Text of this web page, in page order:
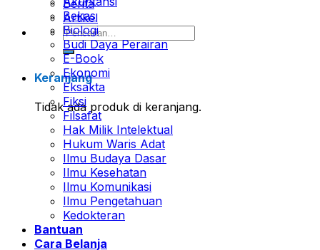
Berita
Artikel
Pencarian
untuk:
Keranjang
Tidak ada produk di keranjang.
Bekas
Biologi
Budi Daya Perairan
E-Book
Ekonomi
Eksakta
Fiksi
Filsafat
Hak Milik Intelektual
Hukum Waris Adat
Ilmu Budaya Dasar
Ilmu Kesehatan
Ilmu Komunikasi
Ilmu Pengetahuan
Kedokteran
Bantuan
Cara Belanja